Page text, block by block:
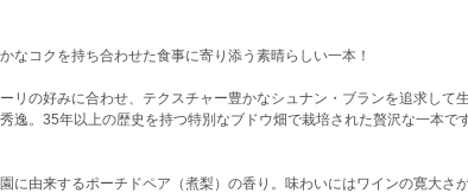
なコクを持ち合わせた食事に寄り添う素晴らしい一本！
リの好みに合わせ、テクスチャー豊かなシュナン・ブランを追求して
逸。35年以上の歴史を持つ特別なブドウ畑で栽培された贅沢な一本です
に由来するポーチドペア（煮梨）の香り。味わいにはワインの寛大さ